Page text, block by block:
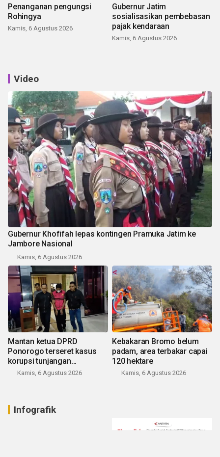
Penanganan pengungsi
Rohingya
Kamis, 6 Agustus 2026
Gubernur Jatim
sosialisasikan pembebasan
pajak kendaraan
Kamis, 6 Agustus 2026
Video
Gubernur Khofifah lepas kontingen Pramuka Jatim ke
Jambore Nasional
Kamis, 6 Agustus 2026
Mantan ketua DPRD
Ponorogo terseret kasus
korupsi tunjangan
perumahan
Kamis, 6 Agustus 2026
Kebakaran Bromo belum
padam, area terbakar capai
120 hektare
Kamis, 6 Agustus 2026
Infografik